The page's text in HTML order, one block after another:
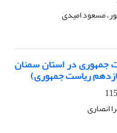
مسعود امیدی
جمهوری در استان سمنان
یازدهم ریاست جمهوری)
انصاری